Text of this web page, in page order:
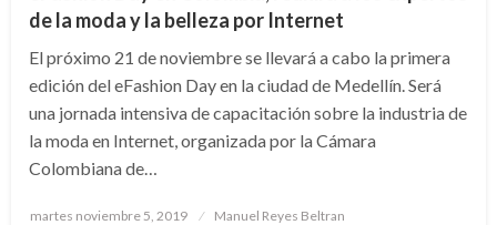
de la moda y la belleza por Internet
El próximo 21 de noviembre se llevará a cabo la primera
edición del eFashion Day en la ciudad de Medellín. Será
una jornada intensiva de capacitación sobre la industria de
la moda en Internet, organizada por la Cámara
Colombiana de…
Publicado
martes noviembre 5, 2019 Manuel Reyes Beltran